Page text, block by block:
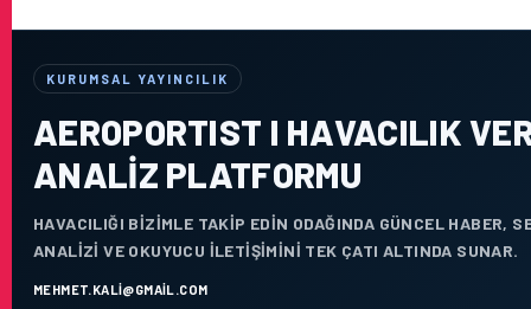
KURUMSAL YAYINCILIK
AEROPORTIST I HAVACILIK
ANALIZ PLATFORMU
HAVACILIĞI BIZIMLE TAKIP EDIN ODAĞINDA GÜNCEL HABER,
ANALIZI VE OKUYUCU ILETIŞIMINI TEK ÇATI ALTINDA SUNAR.
MEHMET.KALI@GMAIL.COM